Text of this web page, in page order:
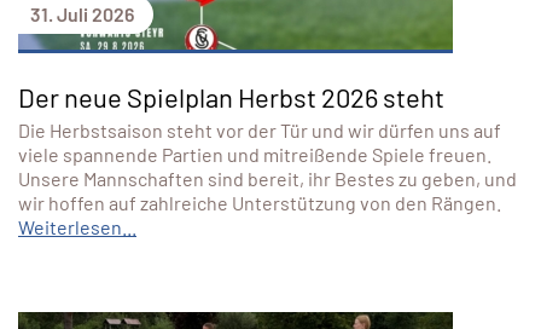
31. Juli 2026
Der neue Spielplan Herbst 2026 steht
Die Herbstsaison steht vor der Tür und wir dürfen uns auf
viele spannende Partien und mitreißende Spiele freuen.
Unsere Mannschaften sind bereit, ihr Bestes zu geben, und
wir hoffen auf zahlreiche Unterstützung von den Rängen.
Weiterlesen...